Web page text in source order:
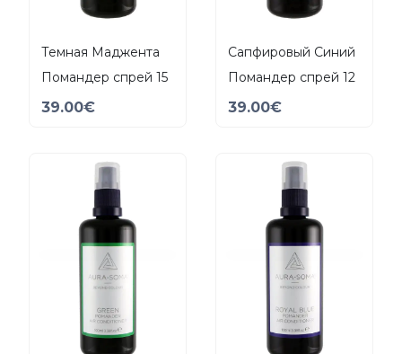
Темная Маджента
Помандер спрей 15
39.00€
Сапфировый Синий
Помандер спрей 12
39.00€